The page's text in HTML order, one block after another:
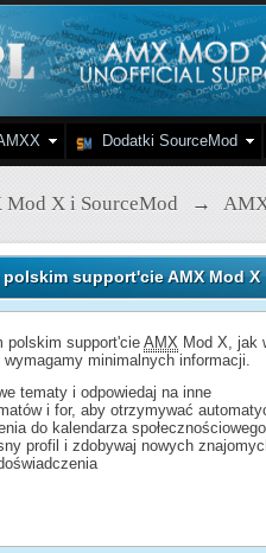
Dodatki SourceMod
X i SourceMod →
support'cie AMX Mod X
polskim support'cieAMX Mod X, jak
minimalnych informacji.
tematy i odpowiedaj na inne
i for, aby otrzymywać
do kalendarza społecznościowego
profil i zdobywaj nowych